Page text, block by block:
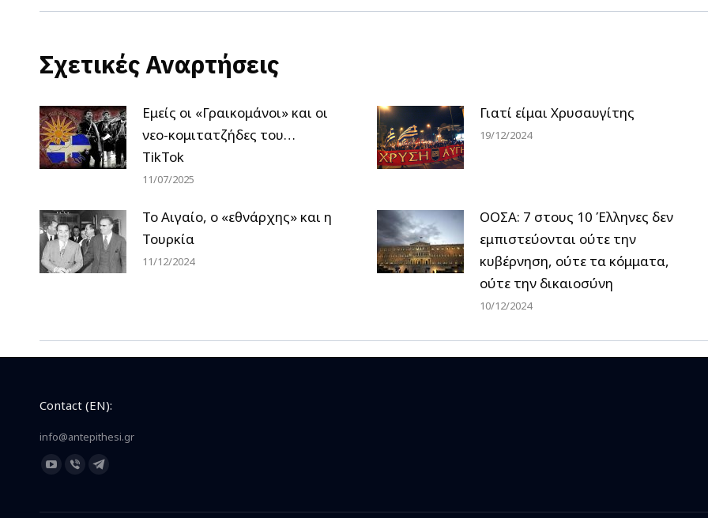
Σχετικές Αναρτήσεις
Εμείς οι «Γραικομάνοι» και οι
νεο-κομιτατζήδες του…
TikTok
11/07/2025
Γιατί είμαι Χρυσαυγίτης
19/12/2024
Το Αιγαίο, ο «εθνάρχης» και η
Τουρκία
11/12/2024
ΟΟΣΑ: 7 στους 10 Έλληνες δεν
εμπιστεύονται ούτε την
κυβέρνηση, ούτε τα κόμματα,
ούτε την δικαιοσύνη
10/12/2024
Contact (EN):
info@antepithesi.gr
Find us on:
YouTube
opens
Viber
opens
Telegram
opens